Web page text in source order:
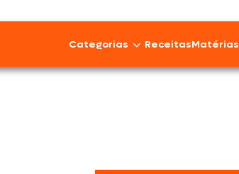
Categorias ReceitasMatérias